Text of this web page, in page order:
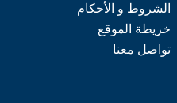
الشروط و الأحكام
خريطة الموقع
تواصل معنا